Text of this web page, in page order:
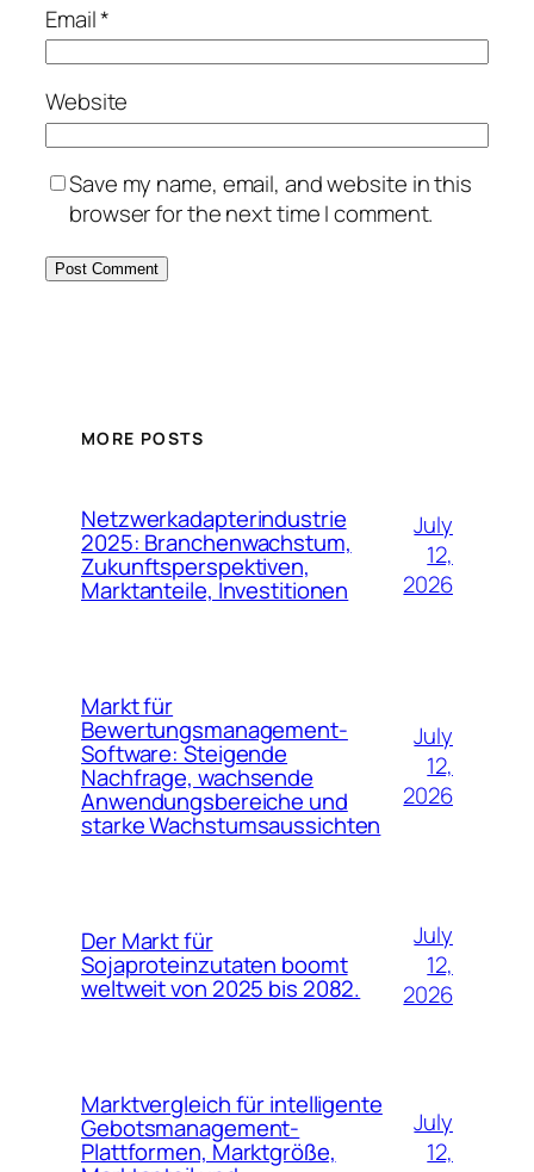
Email*
Website
Save my name, email, and website in this
browser for the next time I comment.
MORE POSTS
Netzwerkadapterindustrie
2025: Branchenwachstum,
Zukunftsperspektiven,
Marktanteile, Investitionen
July
12,
2026
Markt für
Bewertungsmanagement-
Software: Steigende
Nachfrage, wachsende
Anwendungsbereiche und
starke Wachstumsaussichten
July
12,
2026
Der Markt für
Sojaproteinzutaten boomt
weltweit von 2025 bis 2082.
July
12,
2026
Marktvergleich für intelligente
Gebotsmanagement-
Plattformen, Marktgröße,
July
12,